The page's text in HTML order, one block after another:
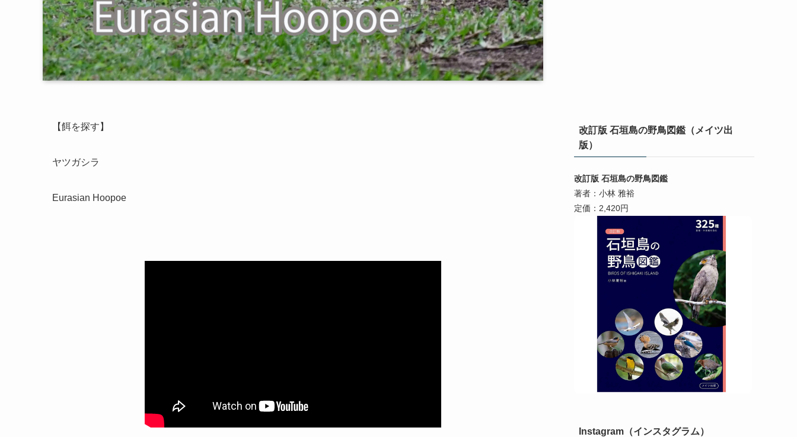
【餌を探す】
ヤツガシラ
Eurasian Hoopoe
改訂版 石垣島の野鳥図鑑（メイツ出
版）
改訂版 石垣島の野鳥図鑑
著者：小林 雅裕
定価：2,420円
Instagram（インスタグラム）